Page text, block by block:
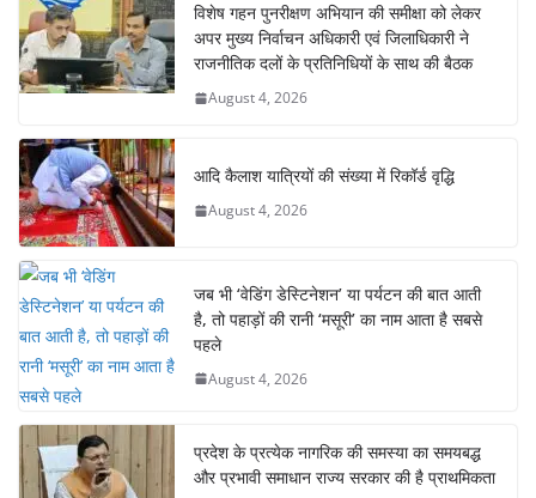
विशेष गहन पुनरीक्षण अभियान की समीक्षा को लेकर
अपर मुख्य निर्वाचन अधिकारी एवं जिलाधिकारी ने
राजनीतिक दलों के प्रतिनिधियों के साथ की बैठक
August 4, 2026
आदि कैलाश यात्रियों की संख्या में रिकॉर्ड वृद्धि
August 4, 2026
जब भी ‘वेडिंग डेस्टिनेशन’ या पर्यटन की बात आती
है, तो पहाड़ों की रानी ‘मसूरी’ का नाम आता है सबसे
पहले
August 4, 2026
प्रदेश के प्रत्येक नागरिक की समस्या का समयबद्ध
और प्रभावी समाधान राज्य सरकार की है प्राथमिकता